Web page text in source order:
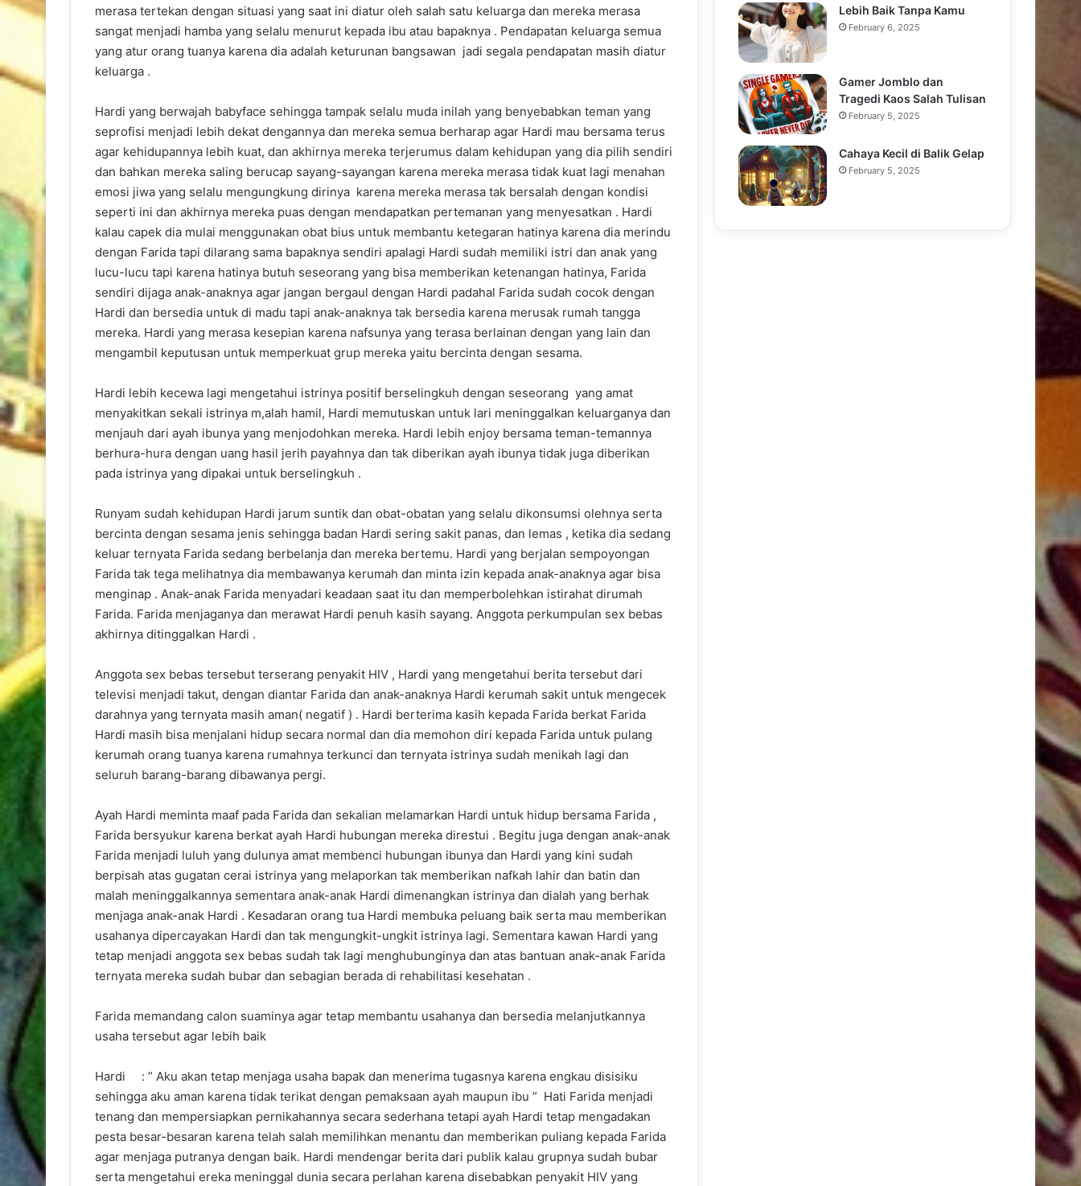
merasa tertekan dengan situasi yang saat ini diatur oleh salah satu keluarga dan mereka merasa
sangat menjadi hamba yang selalu menurut kepada ibu atau bapaknya . Pendapatan keluarga semua
yang atur orang tuanya karena dia adalah keturunan bangsawan jadi segala pendapatan masih diatur
keluarga .
Hardi yang berwajah babyface sehingga tampak selalu muda inilah yang benyebabkan teman yang
seprofisi menjadi lebih dekat dengannya dan mereka semua berharap agar Hardi mau bersama terus
agar kehidupannya lebih kuat, dan akhirnya mereka terjerumus dalam kehidupan yang dia pilih sendiri
dan bahkan mereka saling berucap sayang-sayangan karena mereka merasa tidak kuat lagi menahan
emosi jiwa yang selalu mengungkung dirinya karena mereka merasa tak bersalah dengan kondisi
seperti ini dan akhirnya mereka puas dengan mendapatkan pertemanan yang menyesatkan . Hardi
kalau capek dia mulai menggunakan obat bius untuk membantu ketegaran hatinya karena dia merindu
dengan Farida tapi dilarang sama bapaknya sendiri apalagi Hardi sudah memiliki istri dan anak yang
lucu-lucu tapi karena hatinya butuh seseorang yang bisa memberikan ketenangan hatinya, Farida
sendiri dijaga anak-anaknya agar jangan bergaul dengan Hardi padahal Farida sudah cocok dengan
Hardi dan bersedia untuk di madu tapi anak-anaknya tak bersedia karena merusak rumah tangga
mereka. Hardi yang merasa kesepian karena nafsunya yang terasa berlainan dengan yang lain dan
mengambil keputusan untuk memperkuat grup mereka yaitu bercinta dengan sesama.
Hardi lebih kecewa lagi mengetahui istrinya positif berselingkuh dengan seseorang yang amat
menyakitkan sekali istrinya m,alah hamil, Hardi memutuskan untuk lari meninggalkan keluarganya dan
menjauh dari ayah ibunya yang menjodohkan mereka. Hardi lebih enjoy bersama teman-temannya
berhura-hura dengan uang hasil jerih payahnya dan tak diberikan ayah ibunya tidak juga diberikan
pada istrinya yang dipakai untuk berselingkuh .
Runyam sudah kehidupan Hardi jarum suntik dan obat-obatan yang selalu dikonsumsi olehnya serta
bercinta dengan sesama jenis sehingga badan Hardi sering sakit panas, dan lemas , ketika dia sedang
keluar ternyata Farida sedang berbelanja dan mereka bertemu. Hardi yang berjalan sempoyongan
Farida tak tega melihatnya dia membawanya kerumah dan minta izin kepada anak-anaknya agar bisa
menginap . Anak-anak Farida menyadari keadaan saat itu dan memperbolehkan istirahat dirumah
Farida. Farida menjaganya dan merawat Hardi penuh kasih sayang. Anggota perkumpulan sex bebas
akhirnya ditinggalkan Hardi .
Anggota sex bebas tersebut terserang penyakit HIV , Hardi yang mengetahui berita tersebut dari
televisi menjadi takut, dengan diantar Farida dan anak-anaknya Hardi kerumah sakit untuk mengecek
darahnya yang ternyata masih aman( negatif ) . Hardi berterima kasih kepada Farida berkat Farida
Hardi masih bisa menjalani hidup secara normal dan dia memohon diri kepada Farida untuk pulang
kerumah orang tuanya karena rumahnya terkunci dan ternyata istrinya sudah menikah lagi dan
seluruh barang-barang dibawanya pergi.
Ayah Hardi meminta maaf pada Farida dan sekalian melamarkan Hardi untuk hidup bersama Farida ,
Farida bersyukur karena berkat ayah Hardi hubungan mereka direstui . Begitu juga dengan anak-anak
Farida menjadi luluh yang dulunya amat membenci hubungan ibunya dan Hardi yang kini sudah
berpisah atas gugatan cerai istrinya yang melaporkan tak memberikan nafkah lahir dan batin dan
malah meninggalkannya sementara anak-anak Hardi dimenangkan istrinya dan dialah yang berhak
menjaga anak-anak Hardi . Kesadaran orang tua Hardi membuka peluang baik serta mau memberikan
usahanya dipercayakan Hardi dan tak mengungkit-ungkit istrinya lagi. Sementara kawan Hardi yang
tetap menjadi anggota sex bebas sudah tak lagi menghubunginya dan atas bantuan anak-anak Farida
ternyata mereka sudah bubar dan sebagian berada di rehabilitasi kesehatan .
Farida memandang calon suaminya agar tetap membantu usahanya dan bersedia melanjutkannya
usaha tersebut agar lebih baik
Hardi : ” Aku akan tetap menjaga usaha bapak dan menerima tugasnya karena engkau disisiku
sehingga aku aman karena tidak terikat dengan pemaksaan ayah maupun ibu ” Hati Farida menjadi
tenang dan mempersiapkan pernikahannya secara sederhana tetapi ayah Hardi tetap mengadakan
pesta besar-besaran karena telah salah memilihkan menantu dan memberikan puliang kepada Farida
agar menjaga putranya dengan baik. Hardi mendengar berita dari publik kalau grupnya sudah bubar
serta mengetahui ereka meninggal dunia secara perlahan karena disebabkan penyakit HIV yang
Lebih Baik Tanpa Kamu
February 6, 2025
Gamer Jomblo dan
Tragedi Kaos Salah Tulisan
February 5, 2025
Cahaya Kecil di Balik Gelap
February 5, 2025